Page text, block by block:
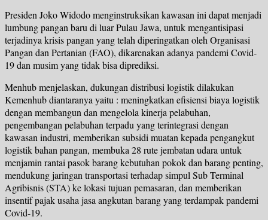
Presiden Joko Widodo menginstruksikan kawasan ini dapat menjadi
lumbung pangan baru di luar Pulau Jawa, untuk mengantisipasi
terjadinya krisis pangan yang telah diperingatkan oleh Organisasi
Pangan dan Pertanian (FAO), dikarenakan adanya pandemi Covid-
19 dan musim yang tidak bisa diprediksi.
Menhub menjelaskan, dukungan distribusi logistik dilakukan
Kemenhub diantaranya yaitu : meningkatkan efisiensi biaya logistik
dengan membangun dan mengelola kinerja pelabuhan,
pengembangan pelabuhan terpadu yang terintegrasi dengan
kawasan industri, memberikan subsidi muatan kepada pengangkut
logistik bahan pangan, membuka 28 rute jembatan udara untuk
menjamin rantai pasok barang kebutuhan pokok dan barang penting,
mendukung jaringan transportasi terhadap simpul Sub Terminal
Agribisnis (STA) ke lokasi tujuan pemasaran, dan memberikan
insentif pajak usaha jasa angkutan barang yang terdampak pandemi
Covid-19.